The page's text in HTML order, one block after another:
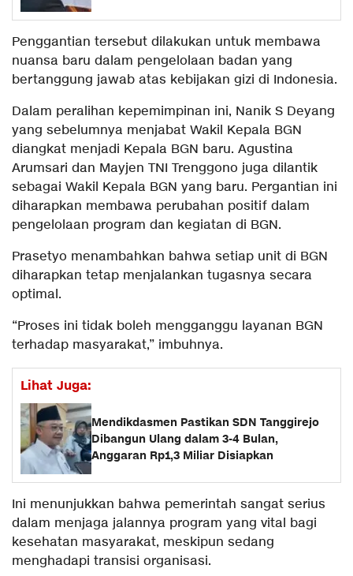
Penggantian tersebut dilakukan untuk membawa
nuansa baru dalam pengelolaan badan yang
bertanggung jawab atas kebijakan gizi di Indonesia.
Dalam peralihan kepemimpinan ini, Nanik S Deyang
yang sebelumnya menjabat Wakil Kepala BGN
diangkat menjadi Kepala BGN baru. Agustina
Arumsari dan Mayjen TNI Trenggono juga dilantik
sebagai Wakil Kepala BGN yang baru. Pergantian ini
diharapkan membawa perubahan positif dalam
pengelolaan program dan kegiatan di BGN.
Prasetyo menambahkan bahwa setiap unit di BGN
diharapkan tetap menjalankan tugasnya secara
optimal.
“Proses ini tidak boleh mengganggu layanan BGN
terhadap masyarakat,” imbuhnya.
Lihat Juga:
Mendikdasmen Pastikan SDN Tanggirejo
Dibangun Ulang dalam 3-4 Bulan,
Anggaran Rp1,3 Miliar Disiapkan
Ini menunjukkan bahwa pemerintah sangat serius
dalam menjaga jalannya program yang vital bagi
kesehatan masyarakat, meskipun sedang
menghadapi transisi organisasi.